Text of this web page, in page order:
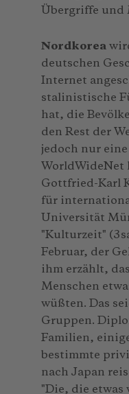
Übergriffe und
Nordkorea
deutschen
Internet
stalinistische
hat, die
den Rest der
jedoch nur
WorldWideNet
Gottfried-Karl
für
Universität
"Kulturzeit"
Februar, der
ihm erzählt,
Menschen
wüßten. Das
Gruppen.
Familien,
bestimmte
nach Japan
"Die, die etwas